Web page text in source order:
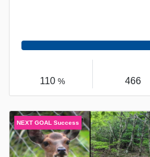
110% 466